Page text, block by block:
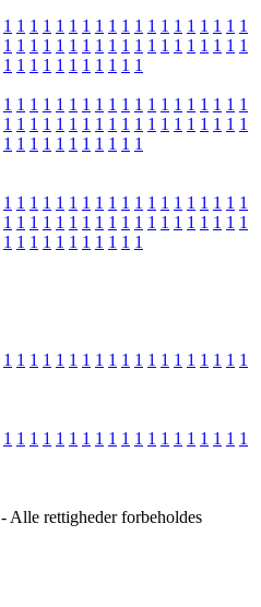
1 1 1 1 1 1 1 1 1 1 1 1 1 1 1 1 1 1 1
1 1 1 1 1 1 1 1 1 1 1 1 1 1 1 1 1 1 1
1 1 1 1 1 1 1 1 1 1 1
1 1 1 1 1 1 1 1 1 1 1 1 1 1 1 1 1 1 1
1 1 1 1 1 1 1 1 1 1 1 1 1 1 1 1 1 1 1
1 1 1 1 1 1 1 1 1 1 1
1 1 1 1 1 1 1 1 1 1 1 1 1 1 1 1 1 1 1
1 1 1 1 1 1 1 1 1 1 1 1 1 1 1 1 1 1 1
1 1 1 1 1 1 1 1 1 1 1
1 1 1 1 1 1 1 1 1 1 1 1 1 1 1 1 1 1 1
1 1 1 1 1 1 1 1 1 1 1 1 1 1 1 1 1 1 1
- Alle rettigheder forbeholdes